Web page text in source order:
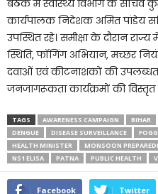
बैठक में स्वास्थ्य विभाग के सचिव
कार्यपालक निदेशक अमित पांडेय
उपस्थित रहे। समीक्षा के दौरान
स्थिति, फॉगिंग अभियान, मच्छर
दवाओं एवं कीटनाशकों की
जनजागरूकता कार्यक्रमों की विस्तृत
TAGS AWARENESS CAMPAIGN BIHAR
DENGUE
DISEASE SURVEILLANCE
HEALTH MINISTER
MONSOON
NS1 ELISA
PATNA PUBLIC HEALTH
Facebook Twitter